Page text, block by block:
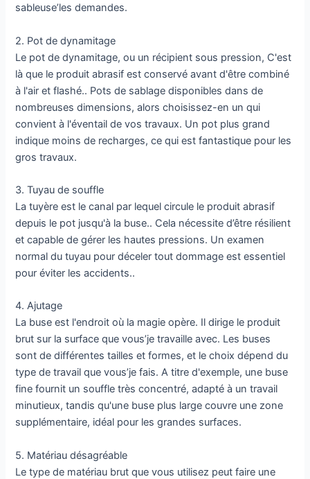
sableuse’les demandes.
2. Pot de dynamitage
Le pot de dynamitage, ou un récipient sous pression, C'est
là que le produit abrasif est conservé avant d'être combiné
à l'air et flashé.. Pots de sablage disponibles dans de
nombreuses dimensions, alors choisissez-en un qui
convient à l'éventail de vos travaux. Un pot plus grand
indique moins de recharges, ce qui est fantastique pour les
gros travaux.
3. Tuyau de souffle
La tuyère est le canal par lequel circule le produit abrasif
depuis le pot jusqu'à la buse.. Cela nécessite d’être résilient
et capable de gérer les hautes pressions. Un examen
normal du tuyau pour déceler tout dommage est essentiel
pour éviter les accidents..
4. Ajutage
La buse est l'endroit où la magie opère. Il dirige le produit
brut sur la surface que vous’je travaille avec. Les buses
sont de différentes tailles et formes, et le choix dépend du
type de travail que vous’je fais. A titre d'exemple, une buse
fine fournit un souffle très concentré, adapté à un travail
minutieux, tandis qu'une buse plus large couvre une zone
supplémentaire, idéal pour les grandes surfaces.
5. Matériau désagréable
Le type de matériau brut que vous utilisez peut faire une